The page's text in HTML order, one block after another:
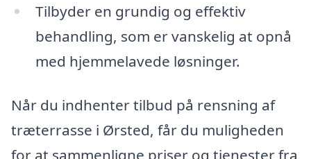
Tilbyder en grundig og effektiv
behandling, som er vanskelig at opnå
med hjemmelavede løsninger.
Når du indhenter tilbud på rensning af
træterrasse i Ørsted, får du muligheden